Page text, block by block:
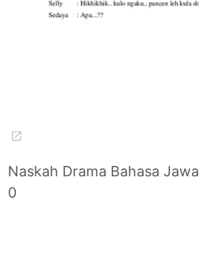
Naskah Drama Bahasa
0